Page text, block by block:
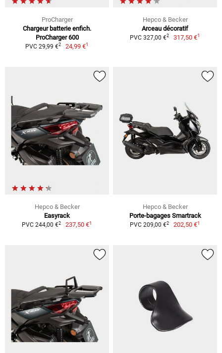
ProCharger
Chargeur batterie enfich.
ProCharger 600
PVC 29,99 €2 24,99 €1
Hepco & Becker
Arceau décoratif
PVC 327,00 €2 317,50 €1
Hepco & Becker
Easyrack
PVC 244,00 €2 237,50 €1
Hepco & Becker
Porte-bagages Smartrack
PVC 209,00 €2 202,50 €1